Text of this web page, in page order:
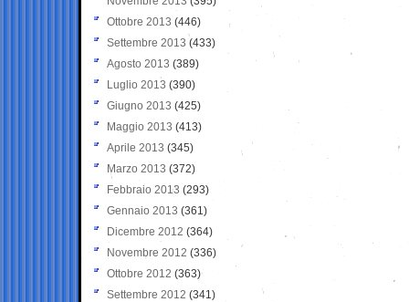
Ottobre 2013 (446)
Settembre 2013 (433)
Agosto 2013 (389)
Luglio 2013 (390)
Giugno 2013 (425)
Maggio 2013 (413)
Aprile 2013 (345)
Marzo 2013 (372)
Febbraio 2013 (293)
Gennaio 2013 (361)
Dicembre 2012 (364)
Novembre 2012 (336)
Ottobre 2012 (363)
Settembre 2012 (341)